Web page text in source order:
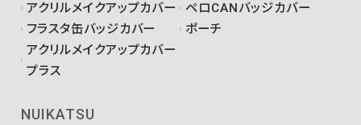
アクリルメイクアップカバー
ペロCANバッジカバー
フラスタ缶バッジカバー
ポーチ
アクリルメイクアップカバー
プラス
NUIKATSU